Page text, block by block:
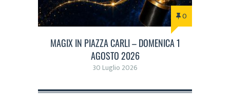
0
MAGIX IN PIAZZA CARLI – DOMENICA 1
AGOSTO 2026
30 Luglio 2026